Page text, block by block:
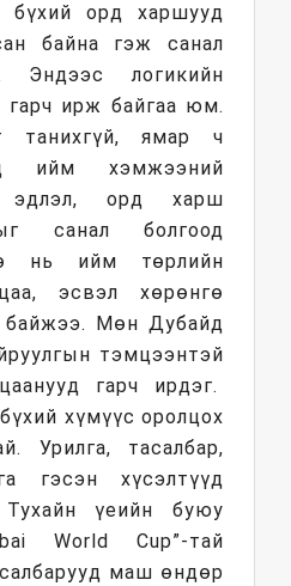
бүхий орд харшууд
байна гэж санал
Эндээс логикийн
гарч ирж байгаа юм.
танихгүй, ямар ч
ийм хэмжээний
эдлэл, орд харш
санал болгоод
нь ийм төрлийн
эсвэл хөрөнгө
байжээ. Мөн Дубайд
тэмцээнтэй
гарч ирдэг.
хүмүүс оролцох
Урилга, тасалбар,
гэсэн хүсэлтүүд
үеийн буюу
World Cup”-тай
маш өндөр